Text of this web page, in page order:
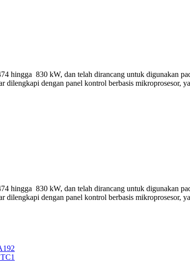
830 kW, dan telah dirancang untuk digunakan
dilengkapi dengan panel kontrol berbasis mikroprosesor,
830 kW, dan telah dirancang untuk digunakan
dilengkapi dengan panel kontrol berbasis mikroprosesor,